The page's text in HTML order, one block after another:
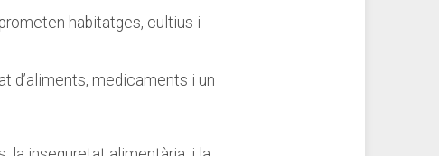
habitatges, cultius‌ i
⁣d’aliments, medicaments i un